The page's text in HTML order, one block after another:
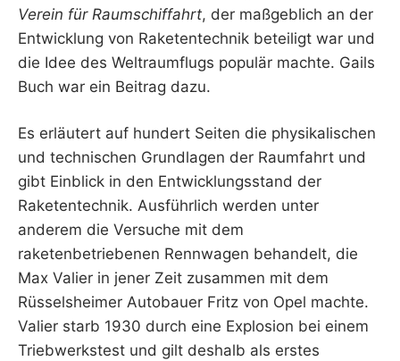
Verein für Raumschiffahrt, der maßgeblich an der
Entwicklung von Raketentechnik beteiligt war und
die Idee des Weltraumflugs populär machte. Gails
Buch war ein Beitrag dazu.
Es erläutert auf hundert Seiten die physikalischen
und technischen Grundlagen der Raumfahrt und
gibt Einblick in den Entwicklungsstand der
Raketentechnik. Ausführlich werden unter
anderem die Versuche mit dem
raketenbetriebenen Rennwagen behandelt, die
Max Valier in jener Zeit zusammen mit dem
Rüsselsheimer Autobauer Fritz von Opel machte.
Valier starb 1930 durch eine Explosion bei einem
Triebwerkstest und gilt deshalb als erstes